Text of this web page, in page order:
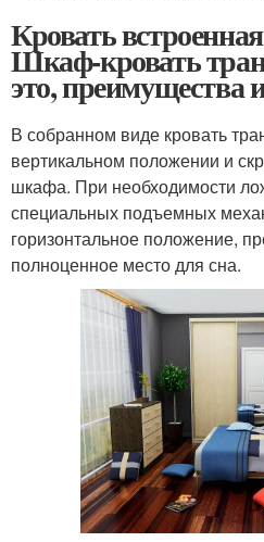
Кровать
Шкаф-кровать
это, преимущества
В собранном виде кровать
вертикальном положении и
шкафа. При необходимости
специальных подъемных
горизонтальное положение,
полноценное место для сна.